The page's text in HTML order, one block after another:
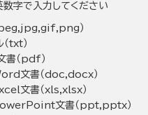
字で入力してください
jpeg,jpg,gif,png）
txt）
（pdf）
文書（doc,docx）
文書（xls,xlsx）
文書（ppt,pptx）